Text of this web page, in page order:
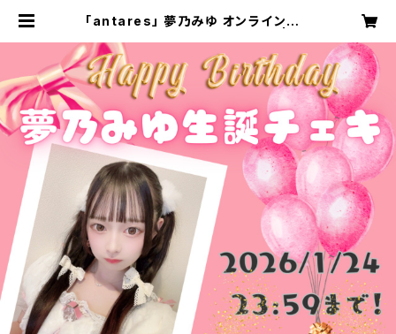
「antares」 夢乃みゆ オンラインチェ